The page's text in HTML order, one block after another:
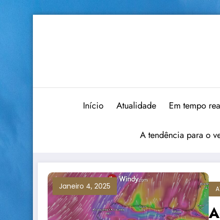
Início Atualidade Em tempo
A tendência para o
Janeiro 4, 2025